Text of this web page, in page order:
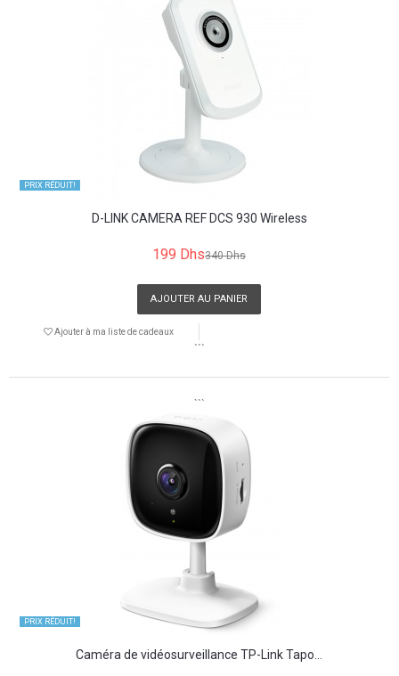
D-LINK CAMERA REF DCS 930 Wireless
199 Dhs340 Dhs
PRIX ​​RÉDUIT!
AJOUTER AU PANIER
Ajouter à ma liste de cadeaux
```
```
Caméra de vidéosurveillance TP-Link Tapo...
PRIX ​​RÉDUIT!